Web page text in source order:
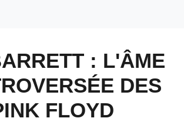
: L'ÂME
DES
FLOYD